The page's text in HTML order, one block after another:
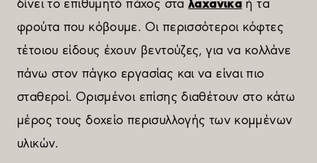
δίνει το επιθυμητό πάχος στα
ή τα
φρούτα που κόβουμε. Οι περισσότεροι κόφτες
τέτοιου είδους έχουν βεντούζες, για να κολλάνε
πάνω στον πάγκο εργασίας και να είναι πιο
σταθεροί. Ορισμένοι επίσης διαθέτουν στο κάτω
μέρος τους δοχείο περισυλλογής των κομμένων
υλικών.